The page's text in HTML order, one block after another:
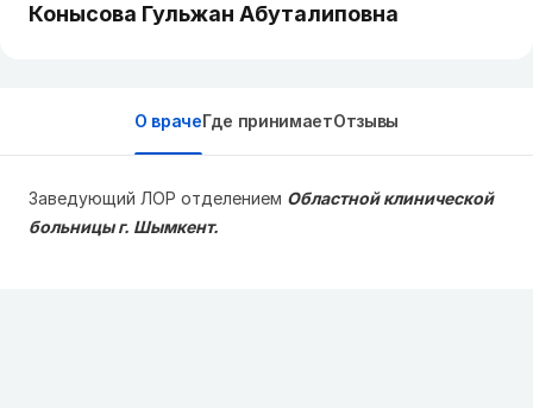
Конысова Гульжан Абуталиповна
О врачеГде принимаетОтзывы
Заведующий ЛОР отделением Областной клинической
больницы г. Шымкент.